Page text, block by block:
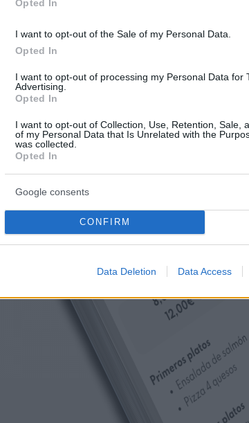
Opted In
I want to opt-out of the Sale of my Personal Data.
Opted In
I want to opt-out of processing my Personal Data for
Advertising.
Opted In
I want to opt-out of Collection, Use, Retention, Sale,
of my Personal Data that Is Unrelated with the
was collected.
Opted In
Google consents
CONFIRM
Data Deletion Data Access